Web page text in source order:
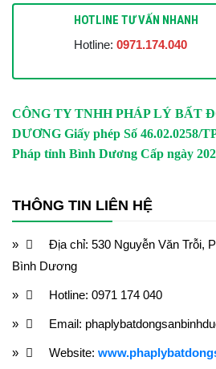
HOTLINE TƯ VẤN NHANH
Hotline: 0971.174.040
CÔNG TY TNHH PHÁP LÝ BẤT
DƯƠNG Giấy phép Số 46.02.0258/
Pháp tỉnh Bình Dương Cấp ngày
THÔNG TIN LIÊN HỆ
Địa chỉ: 530 Nguyễn Văn Trỗi,
Bình Dương
Hotline: 0971 174 040
Email:
Website: